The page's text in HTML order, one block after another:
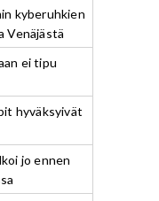
kyberuhkien
Venäjästä
ei tipu
hyväksyivät
jo ennen